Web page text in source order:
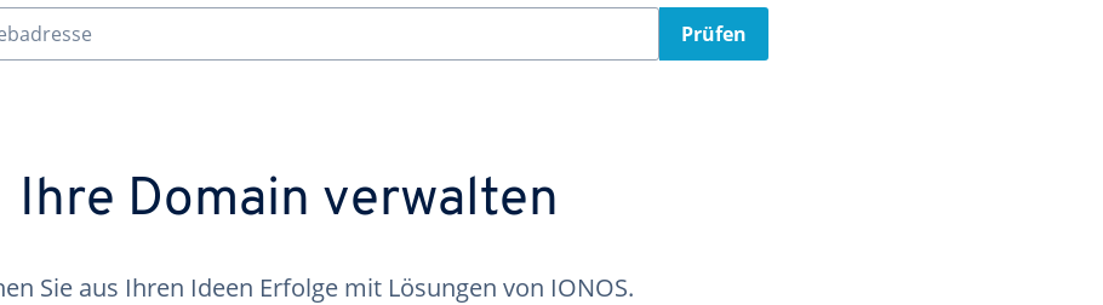
Prüfen
Ihre Domain verwalten
Sie aus Ihren Ideen Erfolge mit Lösungen von IONOS.